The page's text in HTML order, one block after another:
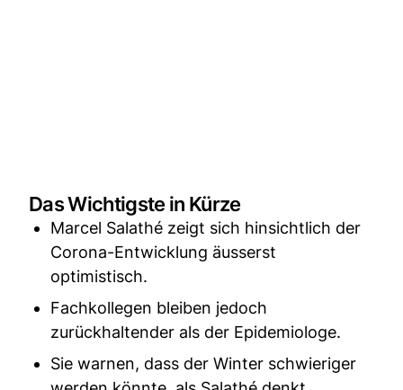
Das Wichtigste in Kürze
Marcel Salathé zeigt sich hinsichtlich der
Corona-Entwicklung äusserst
optimistisch.
Fachkollegen bleiben jedoch
zurückhaltender als der Epidemiologe.
Sie warnen, dass der Winter schwieriger